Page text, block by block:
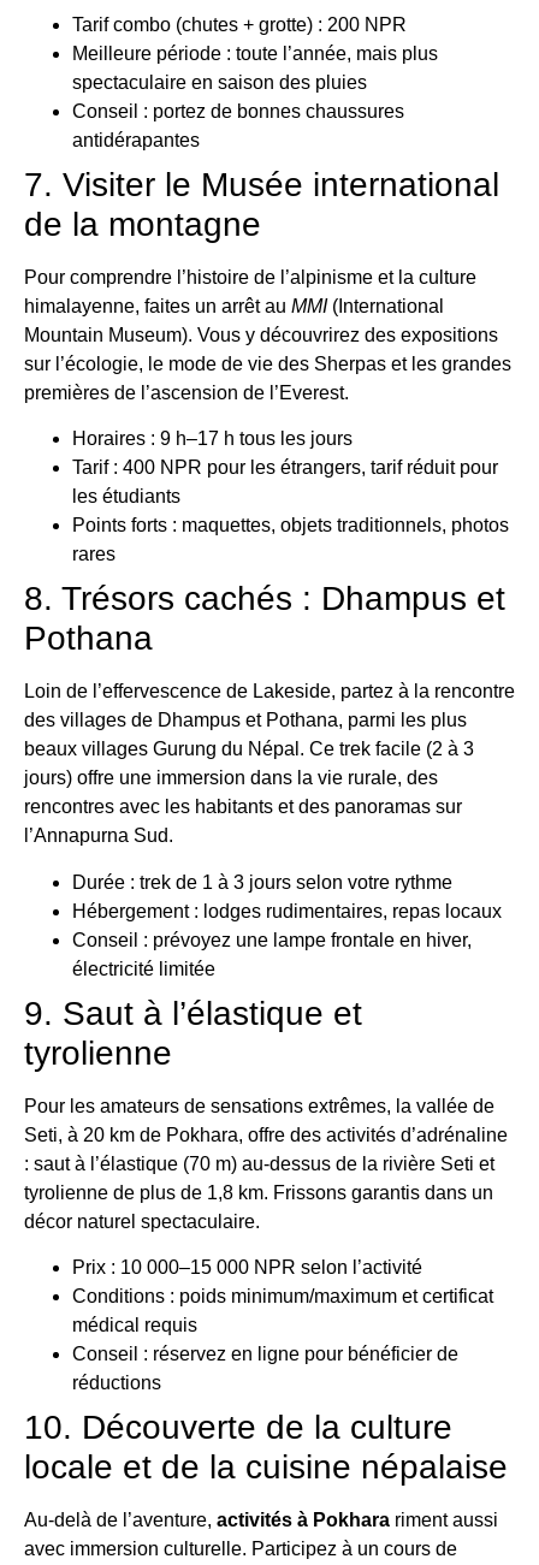
Tarif combo (chutes + grotte) : 200 NPR
Meilleure période : toute l’année, mais plus
spectaculaire en saison des pluies
Conseil : portez de bonnes chaussures
antidérapantes
7. Visiter le Musée international
de la montagne
Pour comprendre l’histoire de l’alpinisme et la culture
himalayenne, faites un arrêt au MMI(International
Mountain Museum). Vous y découvrirez des expositions
sur l’écologie, le mode de vie des Sherpas et les grandes
premières de l’ascension de l’Everest.
Horaires : 9 h–17 h tous les jours
Tarif : 400 NPR pour les étrangers, tarif réduit pour
les étudiants
Points forts : maquettes, objets traditionnels, photos
rares
8. Trésors cachés : Dhampus et
Pothana
Loin de l’effervescence de Lakeside, partez à la rencontre
des villages de Dhampus et Pothana, parmi les plus
beaux villages Gurung du Népal. Ce trek facile (2 à 3
jours) offre une immersion dans la vie rurale, des
rencontres avec les habitants et des panoramas sur
l’Annapurna Sud.
Durée : trek de 1 à 3 jours selon votre rythme
Hébergement : lodges rudimentaires, repas locaux
Conseil : prévoyez une lampe frontale en hiver,
électricité limitée
9. Saut à l’élastique et
tyrolienne
Pour les amateurs de sensations extrêmes, la vallée de
Seti, à 20 km de Pokhara, offre des activités d’adrénaline
: saut à l’élastique (70 m) au-dessus de la rivière Seti et
tyrolienne de plus de 1,8 km. Frissons garantis dans un
décor naturel spectaculaire.
Prix : 10 000–15 000 NPR selon l’activité
Conditions : poids minimum/maximum et certificat
médical requis
Conseil : réservez en ligne pour bénéficier de
réductions
10. Découverte de la culture
locale et de la cuisine népalaise
Au-delà de l’aventure, activités à Pokhara riment aussi
avec immersion culturelle. Participez à un cours de